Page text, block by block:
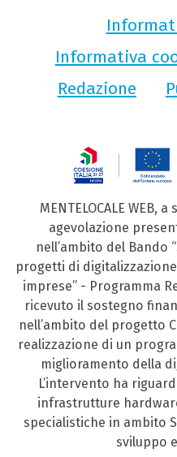
Informativa
Redazione
MENTELOCALE WEB,
agevolazione
nell’ambito del Bando
progetti di
imprese” - Programma
ricevuto il sostegno
nell’ambito del progetto
realizzazione di un
miglioramento della
L’intervento ha
infrastrutture
specialistiche in ambito
sviluppo